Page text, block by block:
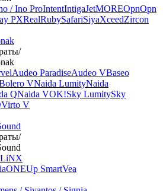
/ Ino ProIntentIntigaJetMOREOpnOpn
PXRealRubySafariSiyaXceedZircon
/
Audeo ParadiseAudeo VBaseo
VNaida LumityNaida
QNaida VOK!Sky LumitySky
Virto V
/
LiNX
ONEUp SmartVea